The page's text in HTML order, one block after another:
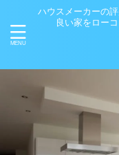
ハウスメーカーの
良い家をロー